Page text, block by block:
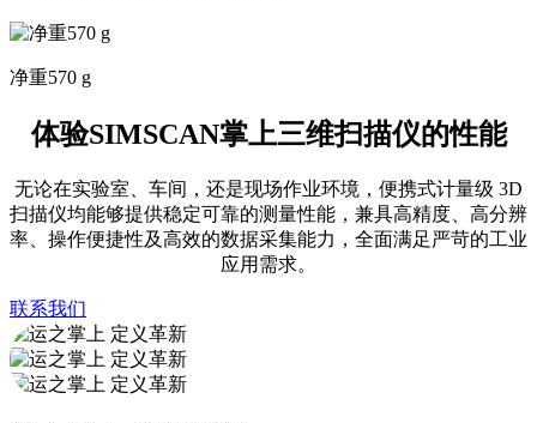
净重570 g
体验SIMSCAN掌上三维扫描仪的性能
无论在实验室、车间，还是现场作业环境，便携式计量级 3D
扫描仪均能够提供稳定可靠的测量性能，兼具高精度、高分辨
率、操作便捷性及高效的数据采集能力，全面满足严苛的工业
应用需求。
联系我们